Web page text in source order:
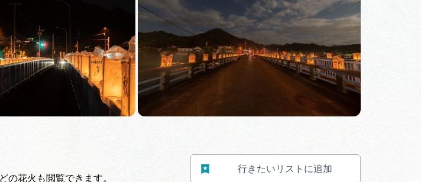
岐阜県」
岐阜県アウトドア観光キャン
ペーン
イド
岐阜県観光データベース
の花火も閲覧できます。
行きたいリストに追加